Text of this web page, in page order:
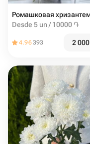
Desde 5 un / 10000 ֏
4.96393 2 000